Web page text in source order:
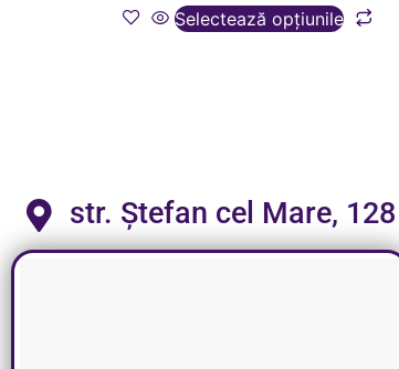
Selectează opțiunile
str. Ștefan cel Mare, 128